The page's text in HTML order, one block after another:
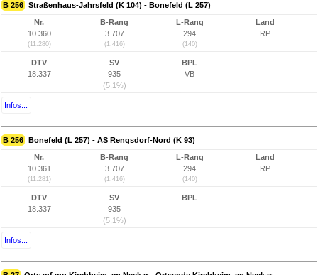
B 256 Straßenhaus-Jahrsfeld (K 104) - Bonefeld (L 257)
Nr.
10.360
(11.280)
B-Rang
3.707
(1.416)
L-Rang
294
(140)
Land
RP
DTV
18.337
SV
935
(5,1%)
BPL
VB
Infos...
B 256 Bonefeld (L 257) - AS Rengsdorf-Nord (K 93)
Nr.
10.361
(11.281)
B-Rang
3.707
(1.416)
L-Rang
294
(140)
Land
RP
DTV
18.337
SV
935
(5,1%)
BPL
Infos...